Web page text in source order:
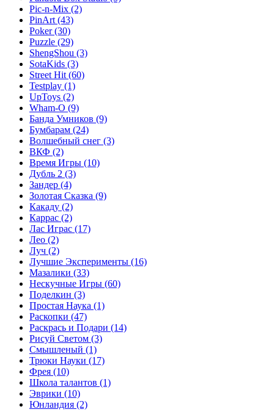
Pic-n-Mix (2)
PinArt (43)
Poker(30)
Puzzle (29)
ShengShou (3)
SotaKids (3)
Street Hit (60)
Testplay (1)
UpToys (2)
Wham-O (9)
Банда Умников (9)
Бумбарам (24)
Волшебный снег (3)
ВКФ (2)
Время Игры (10)
Дубль 2 (3)
Зандер (4)
Золотая Сказка (9)
Какаду (2)
Каррас (2)
Лас Играс (17)
Лео (2)
Луч (2)
Лучшие Эксперименты (16)
Мазалики (33)
Нескучные Игры (60)
Поделкин (3)
Простая Наука (1)
Раскопки (47)
Раскрась и Подари (14)
Рисуй Светом (3)
Смышленый (1)
Трюки Науки (17)
Фрея (10)
Школа талантов (1)
Эврики (10)
Юнландия (2)